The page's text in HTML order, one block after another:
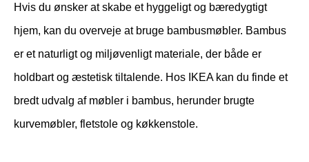
Hvis du ønsker at skabe et hyggeligt og bæredygtigt
hjem, kan du overveje at bruge bambusmøbler. Bambus
er et naturligt og miljøvenligt materiale, der både er
holdbart og æstetisk tiltalende. Hos IKEA kan du finde et
bredt udvalg af møbler i bambus, herunder brugte
kurvemøbler, fletstole og køkkenstole.